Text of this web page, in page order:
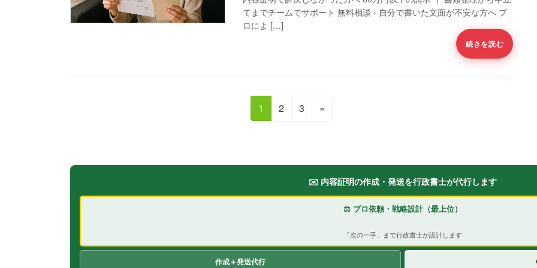
てまでチームでサポート 無料相談 › 自分で書いた文面が不安な方へ プ
ロによ […]
続きを読む
ペ
ー
送
固
定
1
固
2
固
3 »
✉️ 内容証明の作成・発送を行政書士が代行します
⚖️ プロ依頼・戦略設計（最上位）
「次の一手」まで行政書士が設計します
作成＋発送代行